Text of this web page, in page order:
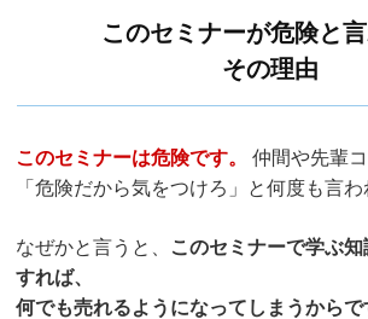
このセミナーが危険と
その理由
このセミナーは危険です。
仲間や先輩
「危険だから気をつけろ」と何度も言わ
なぜかと言うと、 このセミナーで学ぶ
すれば、
何でも売れるようになってしまうからで